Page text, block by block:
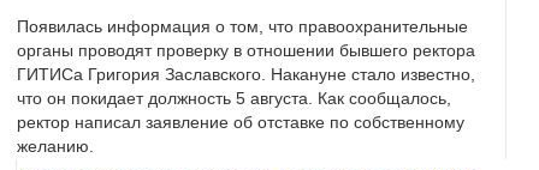
Появилась информация о том, что правоохранительные
органы проводят проверку в отношении бывшего ректора
ГИТИСа Григория Заславского. Накануне стало известно,
что он покидает должность 5 августа. Как сообщалось,
ректор написал заявление об отставке по собственному
желанию.